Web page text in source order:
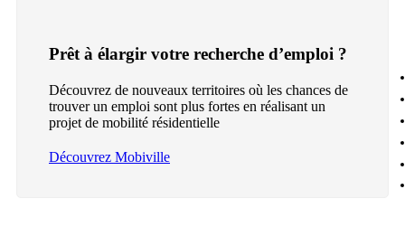
Prêt à élargir votre recherche d’emploi ?
Découvrez de nouveaux territoires où les chances de
trouver un emploi sont plus fortes en réalisant un
projet de mobilité résidentielle
Découvrez Mobiville